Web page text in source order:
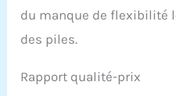
du manque de flexibilité
des piles.
Rapport qualité-prix